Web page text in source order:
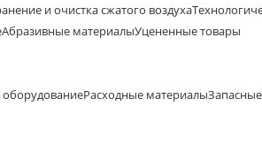
и очистка сжатого воздуха
Абразивные материалыУцененные товары
Расходные материалы